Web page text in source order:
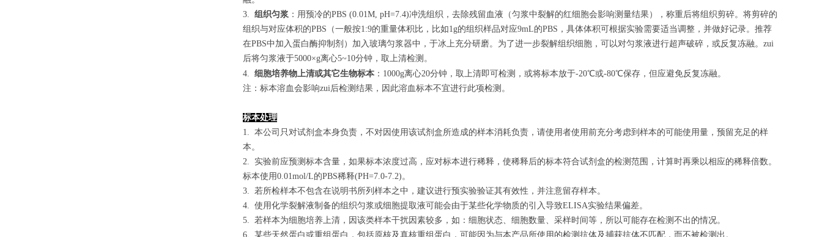
3. 组织匀浆 ：用预冷的PBS (0.01M, pH=7.4)冲洗组织，去除残留血液（匀浆中裂解的红细胞会影响测量结果），称重后将组织剪碎。将剪碎的
组织与对应体积的PBS（一般按1:9的重量体积比，比如1g的组织样品对应9mL的PBS，具体体积可根据实验需要适当调整，并做好记录。推荐
在PBS中加入蛋白酶抑制剂）加入玻璃匀浆器中，于冰上充分研磨。为了进一步裂解组织细胞，可以对匀浆液进行超声破碎，或反复冻融。zui
后将匀浆液于5000×g离心5~10分钟，取上清检测。
4. 细胞培养物上清或其它生物标本 ：1000g离心20分钟，取上清即可检测，或将标本放于-20℃或-80℃保存，但应避免反复冻融。
注：标本溶血会影响zui后检测结果，因此溶血标本不宜进行此项检测。
标本处理
1. 本公司只对试剂盒本身负责，不对因使用该试剂盒所造成的样本消耗负责，请使用者使用前充分考虑到样本的可能使用量，预留充足的样
本。
2. 实验前应预测标本含量，如果标本浓度过高，应对标本进行稀释，使稀释后的标本符合试剂盒的检测范围，计算时再乘以相应的稀释倍数。
标本使用0.01mol/L的PBS稀释(PH=7.0-7.2)。
3. 若所检样本不包含在说明书所列样本之中，建议进行预实验验证其有效性，并注意留存样本。
4. 使用化学裂解液制备的组织匀浆或细胞提取液可能会由于某些化学物质的引入导致ELISA实验结果偏差。
5. 若样本为细胞培养上清，因该类样本干扰因素较多，如：细胞状态、细胞数量、采样时间等，所以可能存在检测不出的情况。
6. 某些天然蛋白或重组蛋白，包括原核及真核重组蛋白，可能因为与本产品所使用的检测抗体及捕获抗体不匹配，而不被检测出。